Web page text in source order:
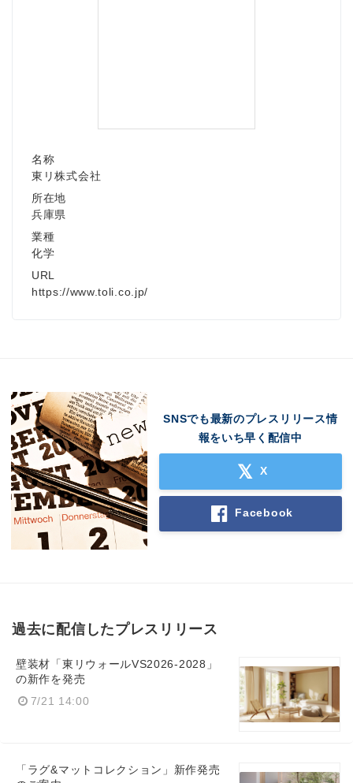
名称
東リ株式会社
所在地
兵庫県
業種
化学
URL
https://www.toli.co.jp/
SNSでも最新のプレスリリース情
報をいち早く配信中
X
Facebook
過去に配信したプレスリリース
壁装材「東リウォールVS2026-2028」
の新作を発売
7/21 14:00
「ラグ&マットコレクション」新作発売